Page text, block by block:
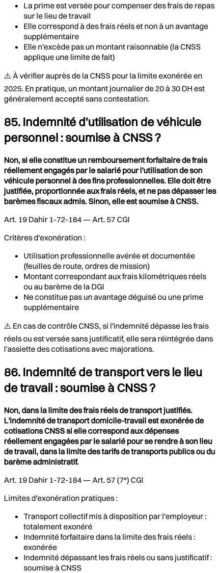
La prime est versée pour compenser des frais de repas
sur le lieu de travail
Elle correspond à des frais réels et non à un avantage
supplémentaire
Elle n'excède pas un montant raisonnable (la CNSS
applique une limite de fait)
⚠️ À vérifier auprès de la CNSS pour la limite exonérée en
2025. En pratique, un montant journalier de 20 à 30 DH est
généralement accepté sans contestation.
85. Indemnité d'utilisation de véhicule
personnel : soumise à CNSS ?
Non, si elle constitue un remboursement forfaitaire de frais
réellement engagés par le salarié pour l'utilisation de son
véhicule personnel à des fins professionnelles. Elle doit être
justifiée, proportionnée aux frais réels, et ne pas dépasser les
barèmes fiscaux admis. Sinon, elle est soumise à CNSS.
Art. 19 Dahir 1-72-184 — Art. 57 CGI
Critères d'exonération :
Utilisation professionnelle avérée et documentée
(feuilles de route, ordres de mission)
Montant correspondant aux frais kilométriques réels
ou au barème de la DGI
Ne constitue pas un avantage déguisé ou une prime
supplémentaire
⚠️ En cas de contrôle CNSS, si l'indemnité dépasse les frais
réels ou est versée sans justificatif, elle sera réintégrée dans
l'assiette des cotisations avec majorations.
86. Indemnité de transport vers le lieu
de travail : soumise à CNSS ?
Non, dans la limite des frais réels de transport justifiés.
L'indemnité de transport domicile-travail est exonérée de
cotisations CNSS si elle correspond aux dépenses
réellement engagées par le salarié pour se rendre à son lieu
de travail, dans la limite des tarifs de transports publics ou du
barème administratif.
Art. 19 Dahir 1-72-184 — Art. 57 (7°) CGI
Limites d'exonération pratiques :
Transport collectif mis à disposition par l'employeur :
totalement exonéré
Indemnité forfaitaire dans la limite des frais réels :
exonérée
Indemnité dépassant les frais réels ou sans justificatif :
soumise à CNSS